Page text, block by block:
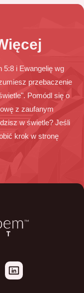
5:8 i Ewangelię wg
przebaczenie
Pomódl się o
z zaufanym
w świetle? Jeśli
krok w stronę